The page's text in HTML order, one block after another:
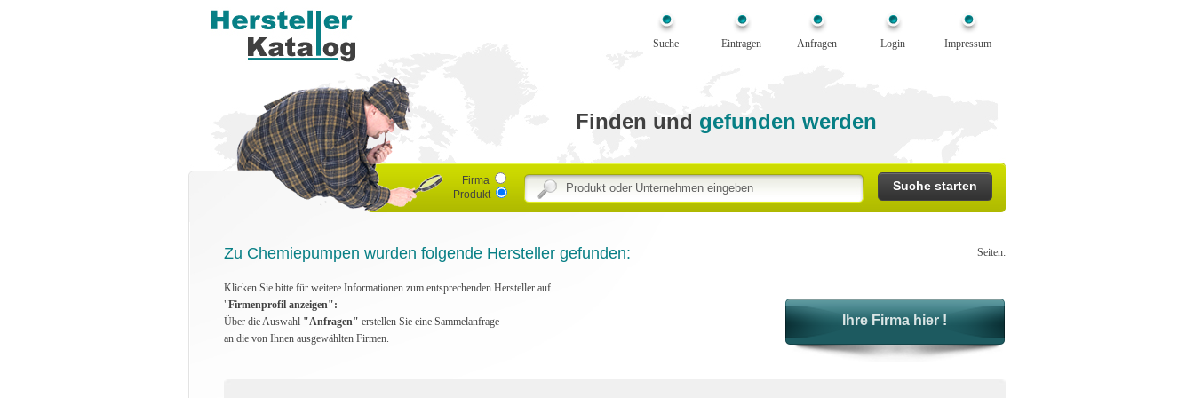
Suche Eintragen Anfragen Login Impressum
Finden und gefunden werden
Firma
Produkt
Zu Chemiepumpen wurden folgende Hersteller gefunden: Seiten:
Klicken Sie bitte für weitere Informationen zum entsprechenden Hersteller auf
"Firmenprofil anzeigen":
Über die Auswahl "Anfragen" erstellen Sie eine Sammelanfrage
an die von Ihnen ausgewählten Firmen.
Ihre Firma hier !